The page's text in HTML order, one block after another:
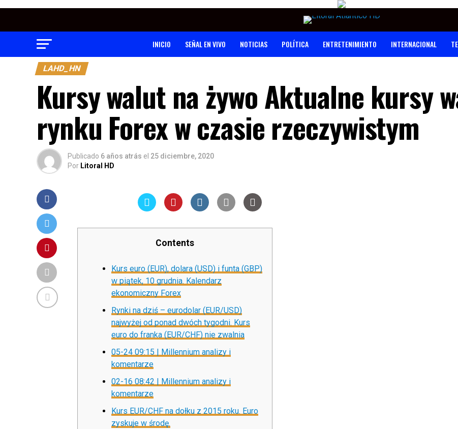
INICIO SEÑAL EN VIVO NOTICIAS POLÍTICA ENTRETENIMIENTO INTERNACIONAL
LAHD_HN
Kursy walut na żywo Aktualne kursy
rynku Forex w czasie rzeczywistym
Publicado 6 años atrás el 25 diciembre, 2020
Por Litoral HD
Contents
Kurs euro (EUR), dolara (USD) i funta (GBP)
w piątek, 10 grudnia. Kalendarz
ekonomiczny Forex
Rynki na dziś – eurodolar (EUR/USD)
najwyżej od ponad dwóch tygodni. Kurs
euro do franka (EUR/CHF) nie zwalnia
05-24 09:15 | Millennium analizy i
komentarze
02-16 08:42 | Millennium analizy i
komentarze
Kurs EUR/CHF na dołku z 2015 roku. Euro
zyskuje w środę.